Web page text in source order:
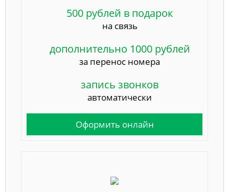
500 рублей в подарок
на связь
дополнительно 1000 рублей
за перенос номера
запись звонков
автоматически
Оформить онлайн